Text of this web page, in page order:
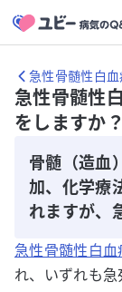
急性骨髄性白血
急性骨髄性
をしますか
骨髄（造血
加、化学療
れますが、
急性骨髄性白血
れ、いずれも急